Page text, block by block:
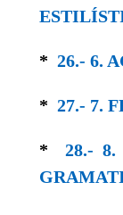
* 26.- 6.
* 27.- 7.
*28.-